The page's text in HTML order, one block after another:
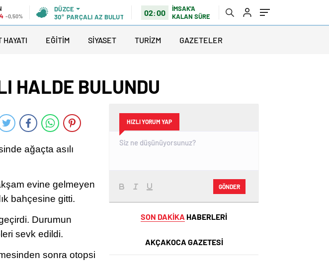
-0,50%
DÜZCE
30° PARÇALI AZ BULUTLU 02:00
İMSAK'A
KALAN SÜRE
HAYATI EĞİTİM SİYASET TURİZM GAZETELER
HALDE BULUNDU
ağaçta asılı
evine gelmeyen
bahçesine gitti.
Durumun
sevk edildi.
sonra otopsi
HIZLI YORUM YAP
GÖNDER
SON DAKİKA HABERLERİ
AKÇAKOCA GAZETESİ